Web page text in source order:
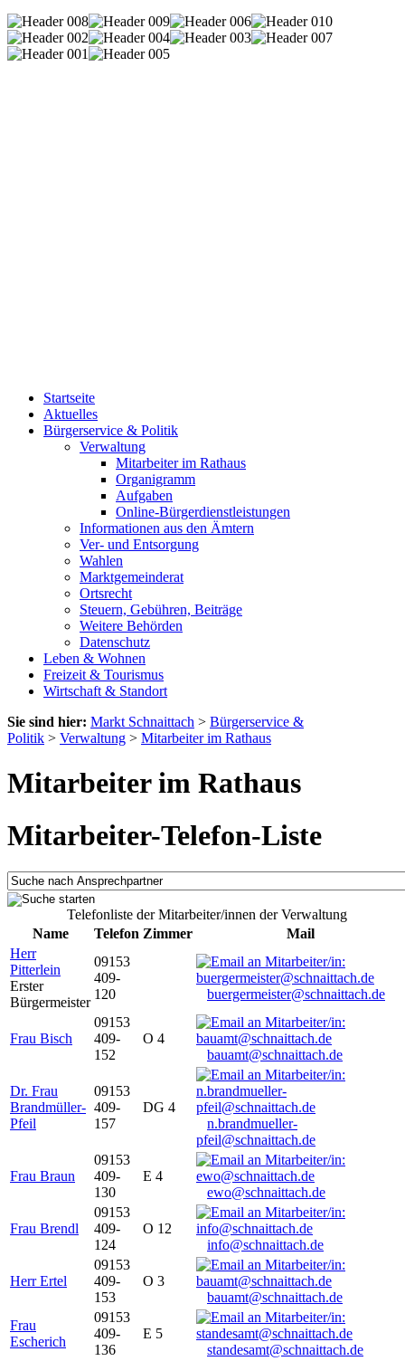
Startseite
Aktuelles
Bürgerservice & Politik
Verwaltung
Mitarbeiter im Rathaus
Organigramm
Aufgaben
Online-Bürgerdienstleistungen
Informationen aus den Ämtern
Ver- und Entsorgung
Wahlen
Marktgemeinderat
Ortsrecht
Steuern, Gebühren, Beiträge
Weitere Behörden
Datenschutz
Leben & Wohnen
Freizeit & Tourismus
Wirtschaft & Standort
Sie sind hier: Markt Schnaittach > Bürgerservice &
Politik > Verwaltung > Mitarbeiter im Rathaus
Mitarbeiter im Rathaus
Mitarbeiter-Telefon-Liste
Telefonliste der Mitarbeiter/innen der Verwaltung
Name
Telefon Zimmer
Mail
Herr
Pitterlein
Erster
Bürgermeister
09153
409-
120
buergermeister@schnaittach.de
Frau Bisch
09153
409-
152
O 4
bauamt@schnaittach.de
Dr. Frau
Brandmüller-
Pfeil
09153
409-
157
DG 4
n.brandmueller-
pfeil@schnaittach.de
Frau Braun
09153
409-
130
E 4
ewo@schnaittach.de
Frau Brendl
09153
409-
124
O 12
info@schnaittach.de
Herr Ertel
09153
409-
153
O 3
bauamt@schnaittach.de
Frau
Escherich
09153
409-
136
E 5
standesamt@schnaittach.de